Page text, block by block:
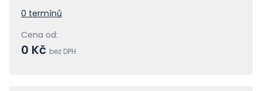
0 termínů
Cena od:
0 Kč bez DPH